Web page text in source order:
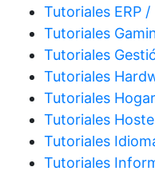
Tutoriales ERP /
Tutoriales
Tutoriales
Tutoriales
Tutoriales Hogar
Tutoriales
Tutoriales
Tutoriales